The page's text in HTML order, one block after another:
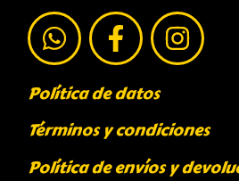
Política de datos
Términos y condiciones
Política de envíos y